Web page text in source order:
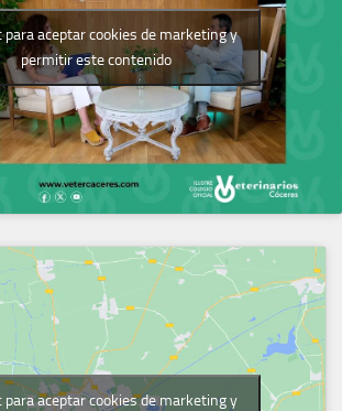
para aceptar cookies de marketing y
permitir este contenido
para aceptar cookies de marketing y